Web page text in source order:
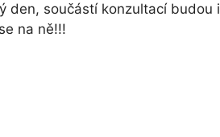
den, součástí konzultací
na ně!!!